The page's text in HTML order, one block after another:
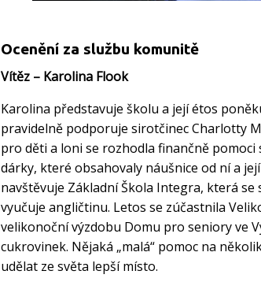
Ocenění za službu komunitě
Vítěz – Karolina Flook
Karolina představuje školu a její étos
pravidelně podporuje sirotčinec Charlotty
pro děti a loni se rozhodla finančně
dárky, které obsahovaly náušnice od ní a
navštěvuje Základní Škola Integra, která
vyučuje angličtinu. Letos se zúčastnila
velikonoční výzdobu Domu pro seniory ve
cukrovinek. Nějaká „malá“ pomoc na
udělat ze světa lepší místo.